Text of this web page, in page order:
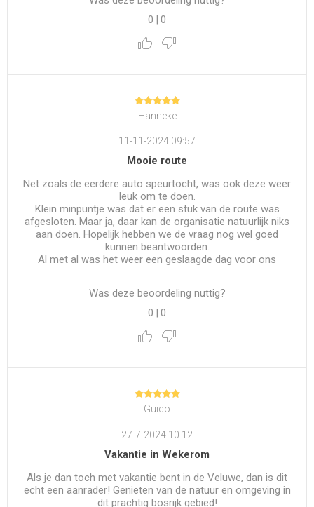
0 | 0
Hanneke
11-11-2024 09:57
Mooie route
Net zoals de eerdere auto speurtocht, was ook deze weer
leuk om te doen.
Klein minpuntje was dat er een stuk van de route was
afgesloten. Maar ja, daar kan de organisatie natuurlijk niks
aan doen. Hopelijk hebben we de vraag nog wel goed
kunnen beantwoorden.
Al met al was het weer een geslaagde dag voor ons
Was deze beoordeling nuttig?
0
0
Guido
27-7-2024 10:12
Vakantie in Wekerom
Als je dan toch met vakantie bent in de Veluwe, dan is dit
echt een aanrader! Genieten van de natuur en omgeving in
dit prachtig bosrijk gebied!